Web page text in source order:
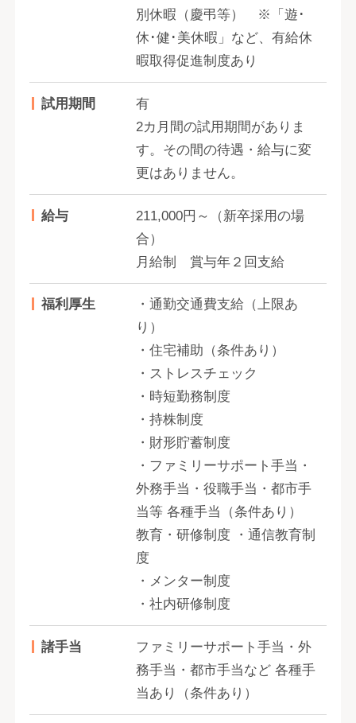
別休暇（慶弔等） ※「遊･
休･健･美休暇」など、有給休
暇取得促進制度あり
試用期間
有
2カ月間の試用期間がありま
す。その間の待遇・給与に変
更はありません。
給与
211,000円～（新卒採用の場
合）
月給制 賞与年２回支給
福利厚生
・通勤交通費支給（上限あ
り）
・住宅補助（条件あり）
・ストレスチェック
・時短勤務制度
・持株制度
・財形貯蓄制度
・ファミリーサポート手当・
外務手当・役職手当・都市手
当等 各種手当（条件あり）
教育・研修制度 ・通信教育制
度
・メンター制度
・社内研修制度
諸手当
ファミリーサポート手当・外
務手当・都市手当など 各種手
当あり（条件あり）